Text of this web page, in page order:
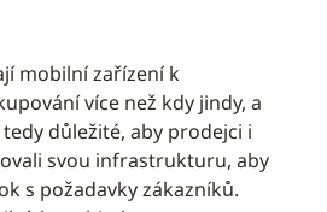
mobilní zařízení k
více než kdy jindy, a
důležité, aby prodejci i
svou infrastrukturu, aby
s požadavky zákazníků.